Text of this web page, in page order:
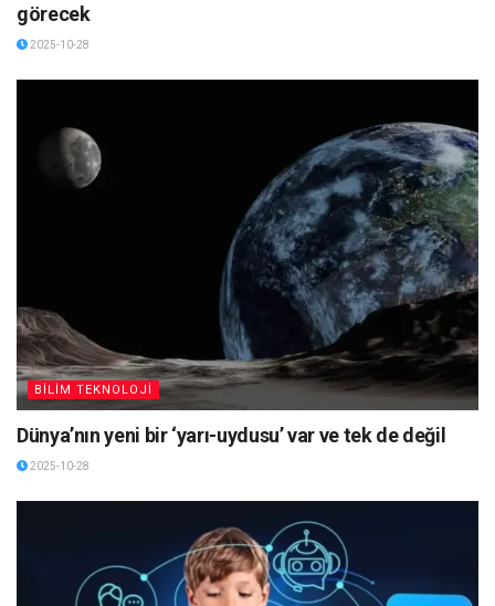
görecek
2025-10-28
BİLİM TEKNOLOJİ
Dünya’nın yeni bir ‘yarı-uydusu’ var ve tek de değil
2025-10-28